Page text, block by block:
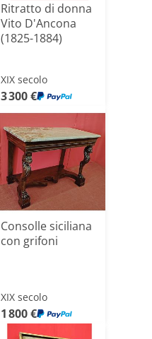
Ritratto di donna
Vito D'Ancona
(1825-1884)
XIX secolo
3 300 €
Consolle siciliana
con grifoni
XIX secolo
1 800 €